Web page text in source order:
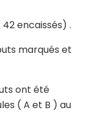
encaissés) .
marqués et
ont été
( A et B ) au